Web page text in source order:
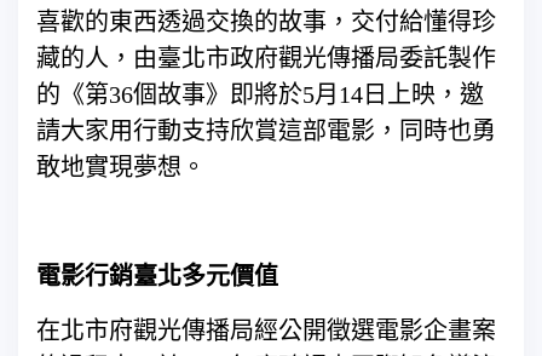
喜歡的東西透過交換的故事，交付給懂得珍
藏的人，由臺北市政府觀光傳播局委託製作
的《第36個故事》即將於5月14日上映，邀
請大家用行動支持欣賞這部電影，同時也勇
敢地實現夢想。
電影行銷臺北多元價值
在北市府觀光傳播局經公開徵選電影企畫案